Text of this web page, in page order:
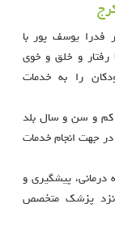
یوسف پور با
رفتار و خلق و خوی
را به خدمات
کم و سن و سال بلد
جهت انجام خدمات
درمانی، پیشگیری و
نزد پزشک متخصص